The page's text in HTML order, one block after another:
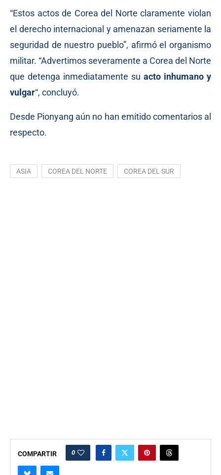
“Estos actos de Corea del Norte claramente violan
el derecho internacional y amenazan seriamente la
seguridad de nuestro pueblo”, afirmó el organismo
militar. “Advertimos severamente a Corea del Norte
que detenga inmediatamente su acto inhumano y
vulgar“, concluyó.
Desde Pionyang aún no han emitido comentarios al
respecto.
ASIA COREA DEL NORTE COREA DEL SUR
COMPARTIR 0